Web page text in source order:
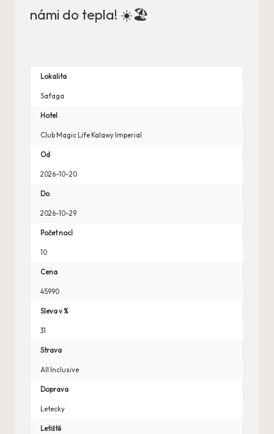
námi do tepla! ☀️🏖️
Lokalita
Safaga
Hotel
Club Magic Life Kalawy Imperial
Od
2026-10-20
Do
2026-10-29
Počet nocí
10
Cena
45990
Sleva v %
31
Strava
All Inclusive
Doprava
Letecky
Letiště